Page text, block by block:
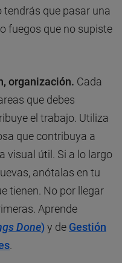
que pasar una
fuegos que no supiste
organización. Cada
que debes
el trabajo. Utiliza
que contribuya a
visual útil. Si a lo largo
anótalas en tu
tienen. No por llegar
Aprende
Done)y de Gestión
.